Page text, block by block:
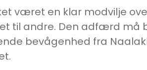
været en klar modvilje
til andre. Den adfærd må
bevågenhed fra